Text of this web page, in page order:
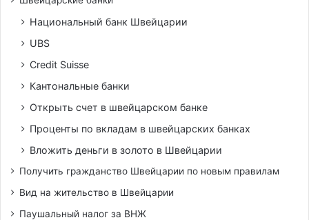
Национальный банк Швейцарии
UBS
Credit Suisse
Кантональные банки
Открыть счет в швейцарском банке
Проценты по вкладам в швейцарских банках
Вложить деньги в золото в Швейцарии
Получить гражданство Швейцарии по новым правилам
Вид на жительство в Швейцарии
Паушальный налог за ВНЖ